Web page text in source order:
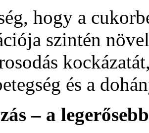
hogy a
szintén
és a
– a